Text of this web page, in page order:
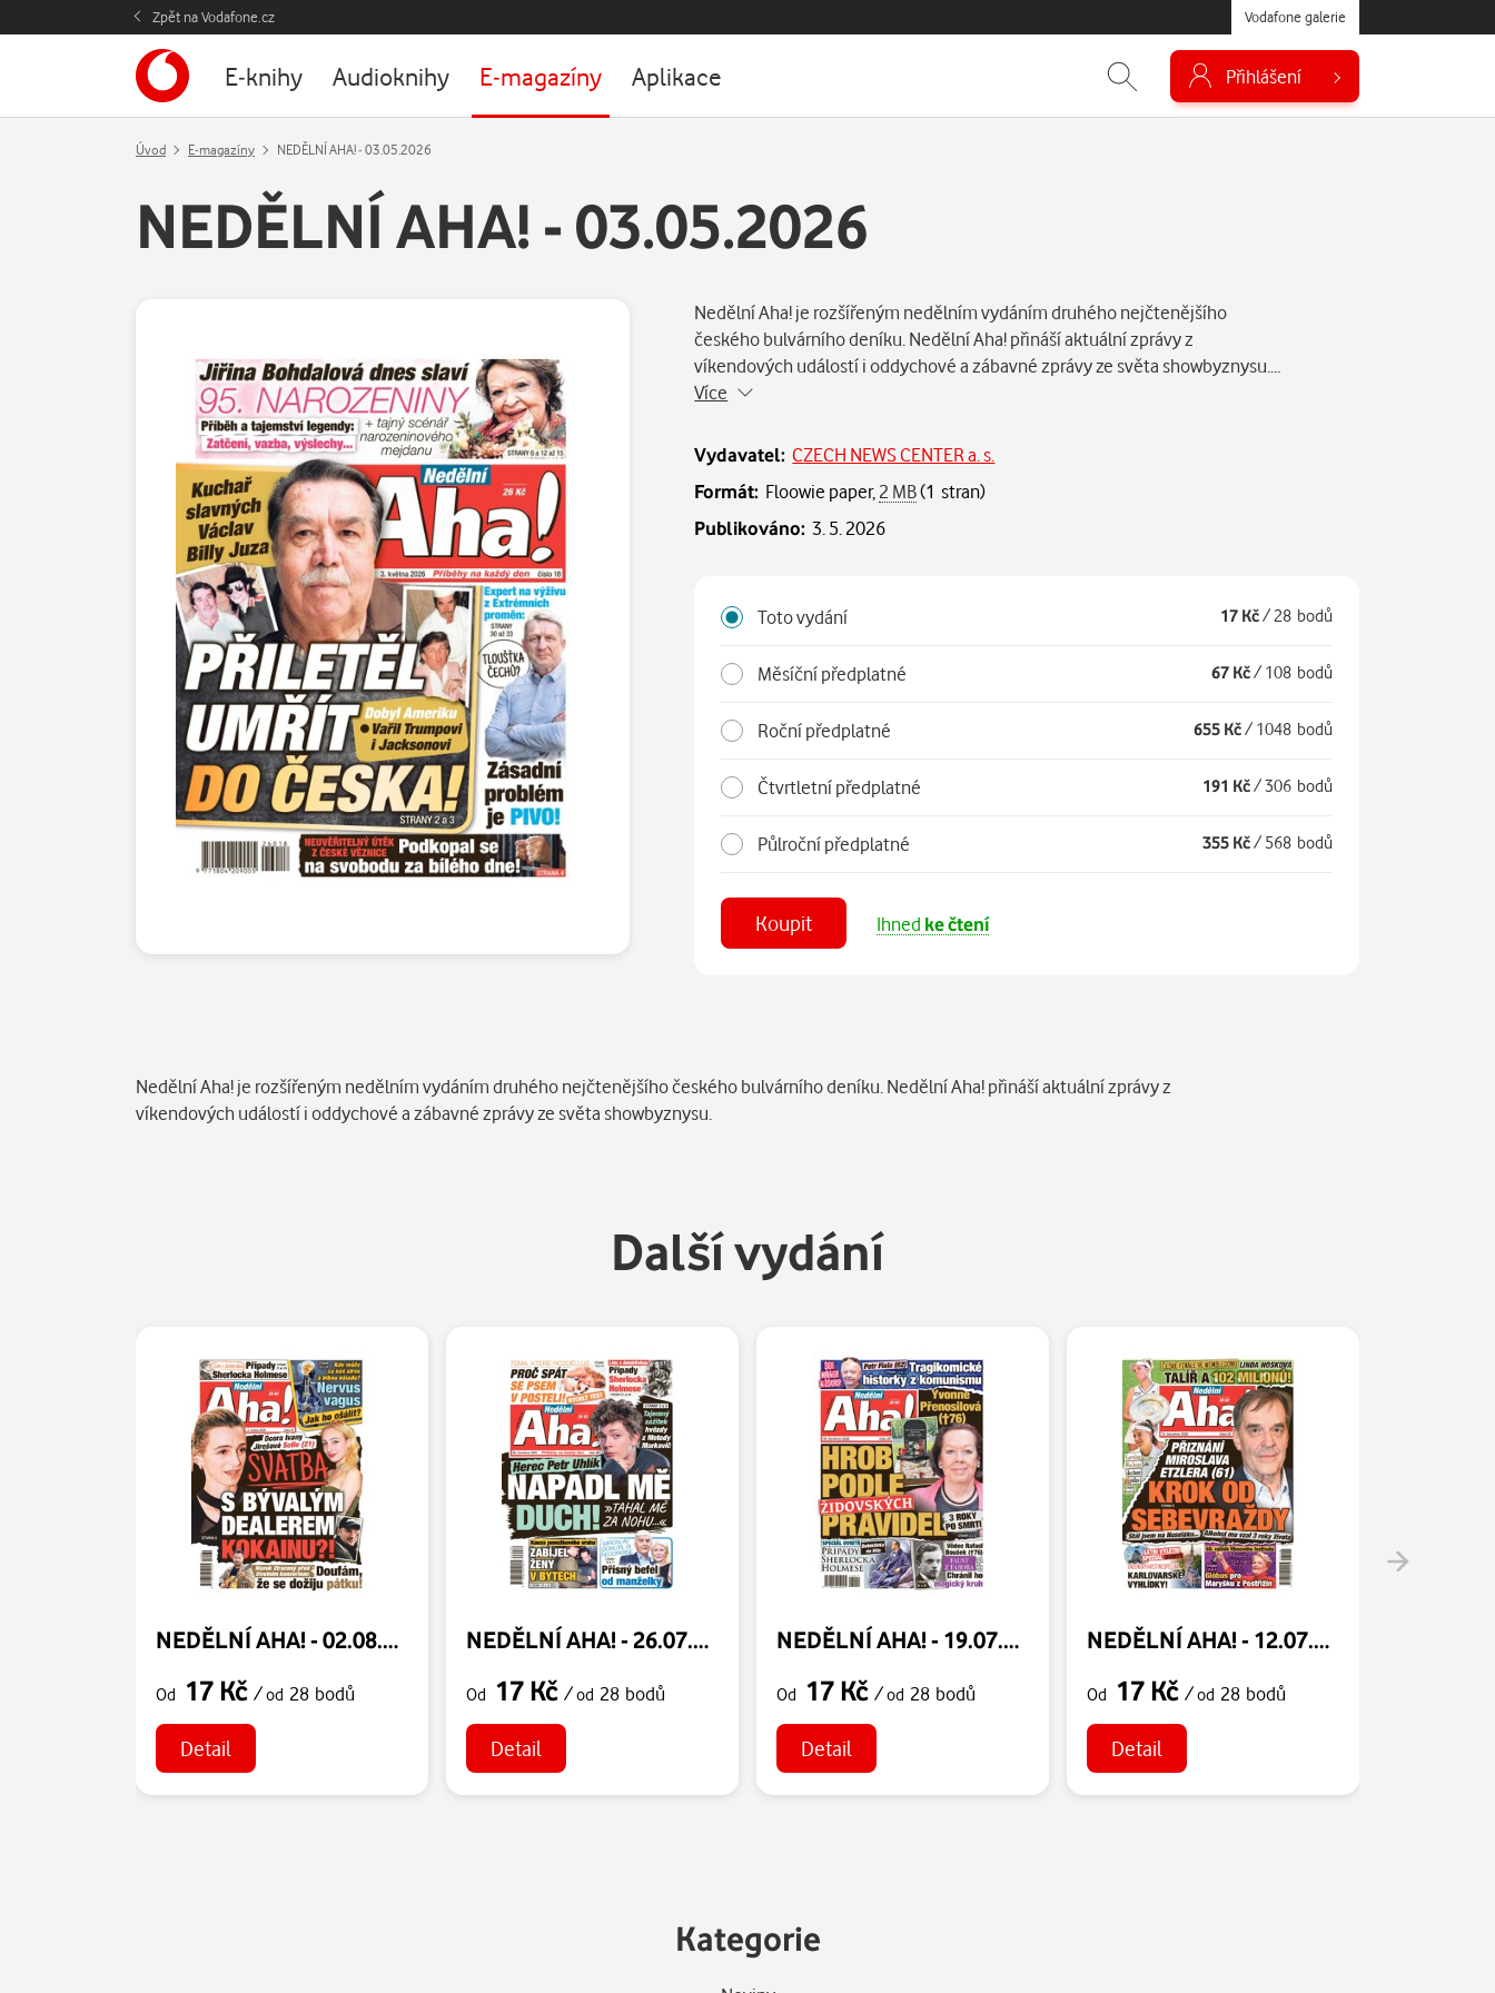
Zpět na Vodafone.cz Vodafone galerie
E-knihy Audioknihy E-magazíny Aplikace Přihlášení
Úvod E-magazíny NEDĚLNÍ AHA! - 03.05.2026
NEDĚLNÍ AHA! - 03.05.2026
Nedělní Aha! je rozšířeným nedělním vydáním druhého nejčtenějšího
českého bulvárního deníku. Nedělní Aha! přináší aktuální zprávy z
víkendových událostí i oddychové a zábavné zprávy ze světa showbyznysu.…
Více
Vydavatel: CZECH NEWS CENTER a. s.
Formát: Floowie paper, 2 MB(1 stran)
Publikováno: 3. 5. 2026
Toto vydání 17 Kč/ 28 bodů
Měsíční předplatné 67 Kč/ 108 bodů
Roční předplatné 655 Kč/ 1048 bodů
Čtvrtletní předplatné 191 Kč/306 bodů
Půlroční předplatné 355 Kč/ 568 bodů
Koupit Ihned ke čtení
Nedělní Aha! je rozšířeným nedělním vydáním druhého nejčtenějšího českého bulvárního deníku. Nedělní Aha! přináší aktuální zprávy z
víkendových událostí i oddychové a zábavné zprávy ze světa showbyznysu.
Další vydání
NEDĚLNÍ AHA! - 02.08.2026
Od 17 Kč /od 28 bodů
Detail
NEDĚLNÍ AHA! - 26.07.2026
Od 17 Kč /od 28 bodů
Detail
NEDĚLNÍ AHA! - 19.07.2026
Od 17 Kč /od 28 bodů
Detail
NEDĚLNÍ AHA! - 12.07.2026
Od 17 Kč /od 28 bodů
Detail
Kategorie